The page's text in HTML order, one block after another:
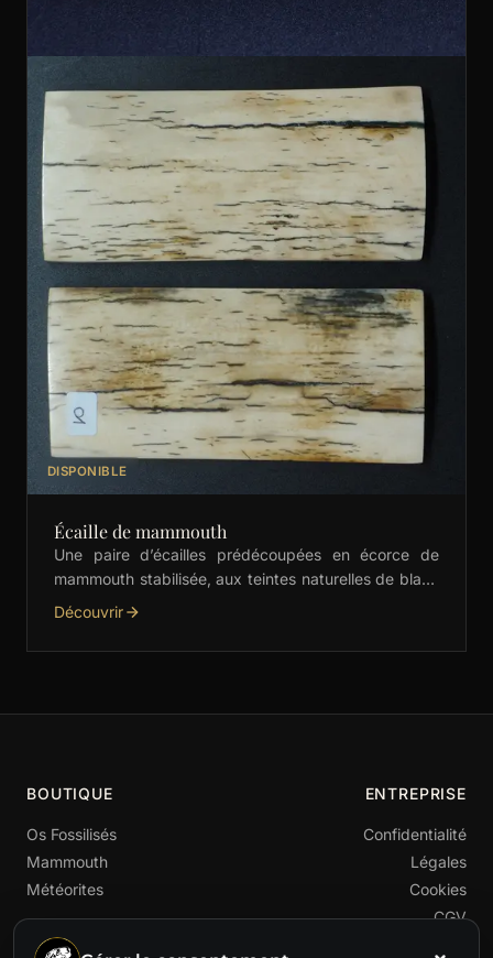
DISPONIBLE
Écaille de mammouth
Une paire d’écailles prédécoupées en écorce de
mammouth stabilisée, aux teintes naturelles de blanc
et crème. Idéales pour les manches de couteaux,
Découvrir
BOUTIQUE
Os Fossilisés
Mammouth
Météorites
ENTREPRISE
Confidentialité
Légales
Cookies
CGV